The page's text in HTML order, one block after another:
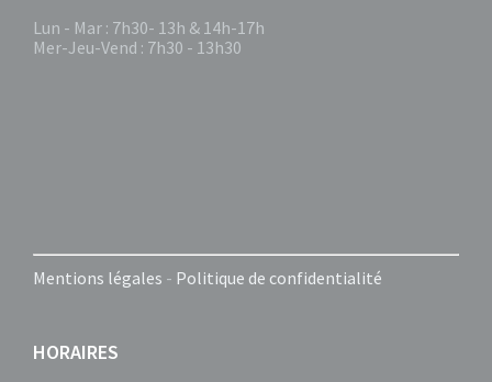
Lun - Mar : 7h30- 13h & 14h-17h
Mer-Jeu-Vend : 7h30 - 13h30
Mentions légales - Politique de confidentialité
HORAIRES